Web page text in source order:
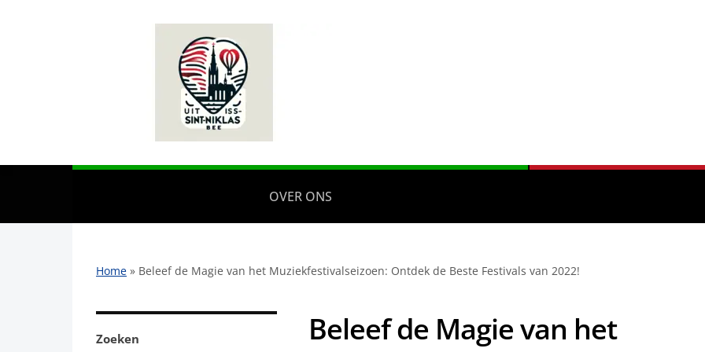
OVER ONS
Home » Beleef de Magie van het Muziekfestivalseizoen: Ontdek de Beste Festivals van 2022!
Zoeken
Beleef de Magie van het